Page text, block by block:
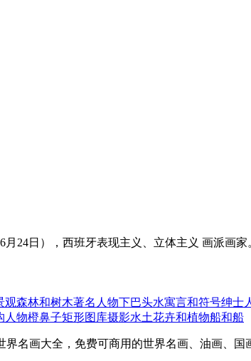
月24日），西班牙表现主义、立体主义 画派画家
观森林和树木著名人物 下巴头水寓言和符号绅士
人物橙鼻子矩形图库摄影水土花卉和植物船和船
界名画大全，免费可商用的世界名画、油画、国